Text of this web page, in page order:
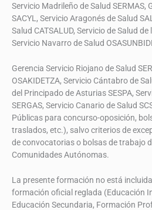
Servicio Madrileño de Salud SERMAS,
SACYL, Servicio Aragonés de Salud
Salud CATSALUD, Servicio de Salud
Servicio Navarro de Salud
Gerencia Servicio Riojano de Salud
OSAKIDETZA, Servicio Cántabro de
del Principado de Asturias SESPA,
SERGAS, Servicio Canario de Salud
Públicas para concurso-oposición,
traslados, etc.), salvo criterios de
de convocatorias o bolsas de trabajo
Comunidades Autónomas.
La presente formación no está
formación oficial reglada (Educación
Educación Secundaria, Formación